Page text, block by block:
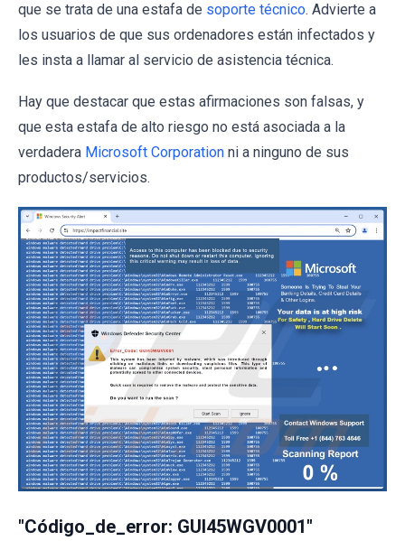
que se trata de una estafa de soporte técnico. Advierte a
los usuarios de que sus ordenadores están infectados y
les insta a llamar al servicio de asistencia técnica.
Hay que destacar que estas afirmaciones son falsas, y
que esta estafa de alto riesgo no está asociada a la
verdadera Microsoft Corporation ni a ninguno de sus
productos/servicios.
"Código_de_error: GUI45WGV0001"